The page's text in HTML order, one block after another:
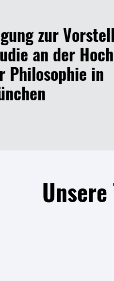
zur
an der
Philosophie in